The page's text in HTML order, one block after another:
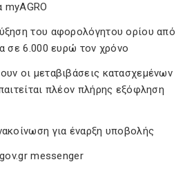
του αφορολόγητου ορίου από
σε 6.000 ευρώ τον χρόνο
οι μεταβιβάσεις κατασχεμένων
πλέον πλήρης εξόφληση
για έναρξη υποβολής
messenger